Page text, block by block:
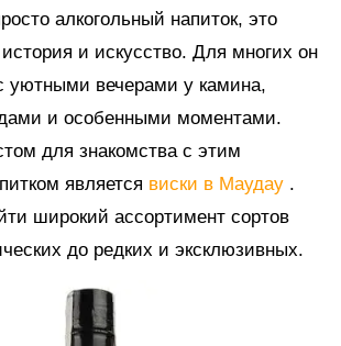
алкогольный напиток, это
и искусство. Для многих он
уютными вечерами у камина,
и особенными моментами.
для знакомства с этим
является виски в Маудау .
широкий ассортимент сортов
до редких и эксклюзивных.